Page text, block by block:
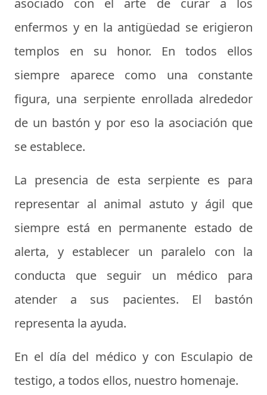
asociado con el arte de curar a los
enfermos y en la antigüedad se erigieron
templos en su honor. En todos ellos
siempre aparece como una constante
figura, una serpiente enrollada alrededor
de un bastón y por eso la asociación que
se establece.
La presencia de esta serpiente es para
representar al animal astuto y ágil que
siempre está en permanente estado de
alerta, y establecer un paralelo con la
conducta que seguir un médico para
atender a sus pacientes. El bastón
representa la ayuda.
En el día del médico y con Esculapio de
testigo, a todos ellos, nuestro homenaje.